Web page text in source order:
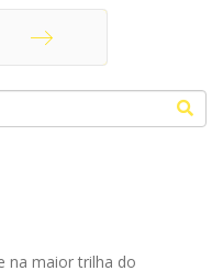
Próximo
na maior trilha do